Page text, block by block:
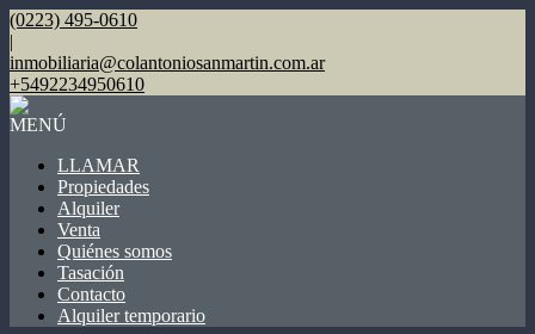
(0223) 495-0610
|
inmobiliaria@colantoniosanmartin.com.ar
+5492234950610
MENÚ
LLAMAR
Propiedades
Alquiler
Venta
Quiénes somos
Tasación
Contacto
Alquiler temporario